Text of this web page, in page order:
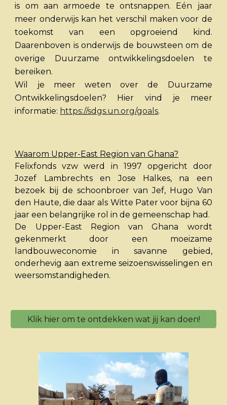
is om aan armoede te ontsnappen. Eén jaar
meer onderwijs kan het verschil maken voor de
toekomst van een opgroeiend kind.
Daarenboven is onderwijs de bouwsteen om de
overige Duurzame ontwikkelingsdoelen te
bereiken.
Wil je meer weten over de Duurzame
Ontwikkelingsdoelen? Hier vind je meer
informatie: https://sdgs.un.org/goals.
Waarom Upper-East Region van Ghana?
Felixfonds vzw werd in 1997 opgericht door
Jozef Lambrechts en Jose Halkes, na een
bezoek bij de schoonbroer van Jef, Hugo Van
den Haute, die daarals Witte Patervoor bijna 60
jaar een belangrijke rol in de gemeenschap had.
De Upper-East Region van Ghana wordt
gekenmerkt door een moeizame
landbouweconomie in savanne gebied,
onderhevig aan extreme seizoenswisselingen en
weersomstandigheden.
Klik hier om te ontdekken wat jij kan doen!